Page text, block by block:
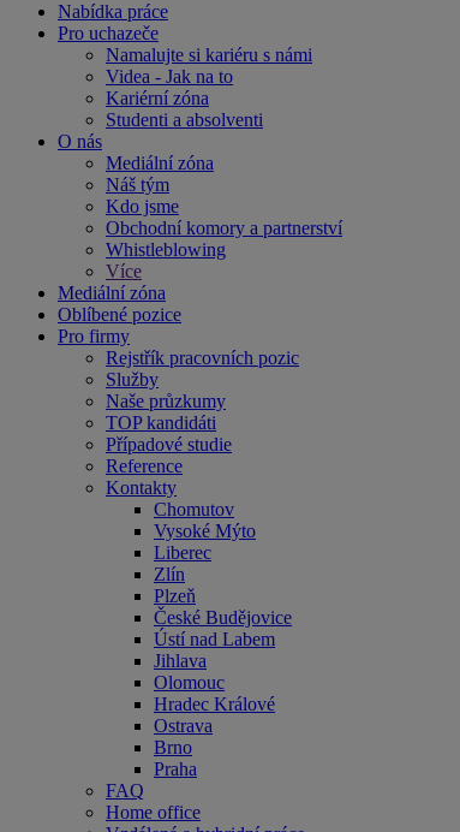
Nabídka práce
Pro uchazeče
Namalujte si kariéru s námi
Videa - Jak na to
Kariérní zóna
Studenti a absolventi
O nás
Mediální zóna
Náš tým
Kdo jsme
Obchodní komory a partnerství
Whistleblowing
Více
Mediální zóna
Oblíbené pozice
Pro firmy
Rejstřík pracovních pozic
Služby
Naše průzkumy
TOP kandidáti
Případové studie
Reference
Kontakty
Chomutov
Vysoké Mýto
Liberec
Zlín
Plzeň
České Budějovice
Ústí nad Labem
Jihlava
Olomouc
Hradec Králové
Ostrava
Brno
Praha
FAQ
Home office